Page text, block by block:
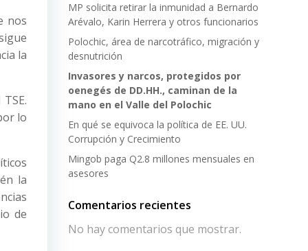
nos
la
lo
la
de
MP solicita retirar la inmunidad a Bernardo
Arévalo, Karin Herrera y otros funcionarios
Polochic, área de narcotráfico, migración y
desnutrición
Invasores y narcos, protegidos por
oenegés de DD.HH., caminan de la
mano en el Valle del Polochic
En qué se equivoca la política de EE. UU.
Corrupción y Crecimiento
Mingob paga Q2.8 millones mensuales en
asesores
Comentarios recientes
No hay comentarios que mostrar.